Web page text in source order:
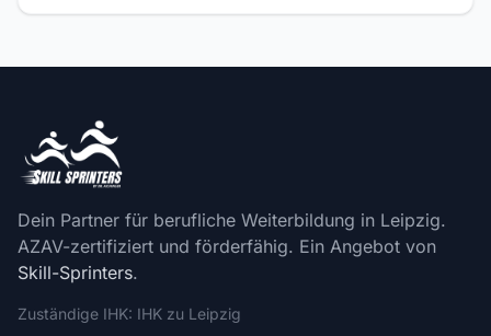
Dein Partner für berufliche Weiterbildung in Leipzig.
AZAV-zertifiziert und förderfähig. Ein Angebot von
Skill-Sprinters.
Zuständige IHK: IHK zu Leipzig